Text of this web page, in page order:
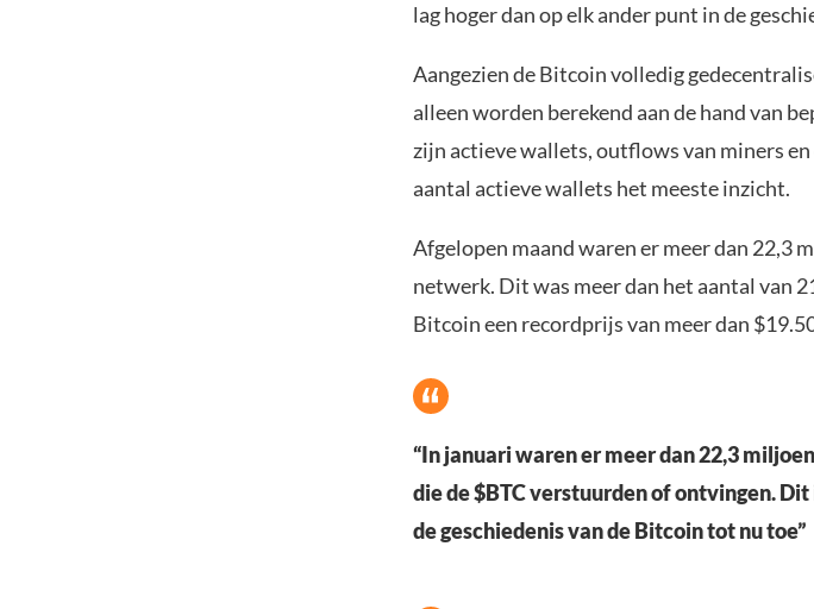
lag hoger dan op elk ander punt in de
Aangezien de Bitcoin volledig
alleen worden berekend aan de hand van
zijn actieve wallets, outflows van miners
aantal actieve wallets het meeste inzicht.
Afgelopen maand waren er meer dan 22,3
netwerk. Dit was meer dan het aantal van
Bitcoin een recordprijs van meer dan
“In januari waren er meer dan 22,3
die de $BTC verstuurden of ontvingen.
de geschiedenis van de Bitcoin tot nu toe”